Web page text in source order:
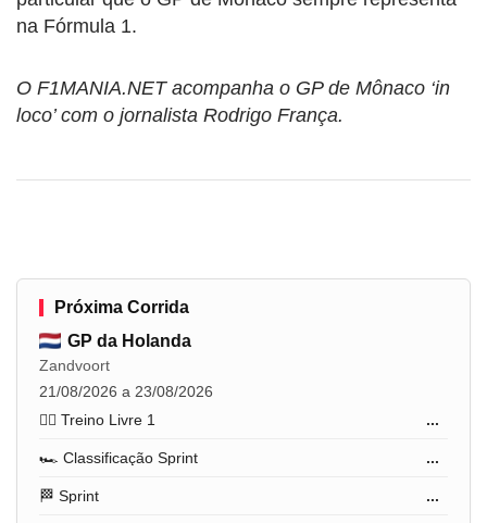
na Fórmula 1.
O F1MANIA.NET acompanha o GP de Mônaco ‘in
loco’ com o jornalista Rodrigo França.
Próxima Corrida
GP da Holanda
Zandvoort
21/08/2026 a 23/08/2026
🏋️‍♂️ Treino Livre 1
...
🏎️ Classificação Sprint ...
🏁 Sprint ...